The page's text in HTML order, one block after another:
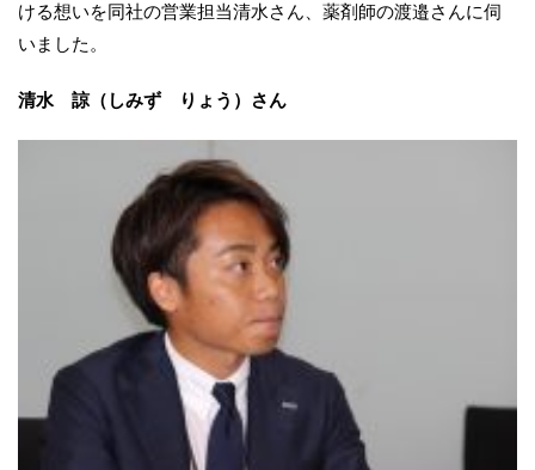
ける想いを同社の営業担当清水さん、薬剤師の渡邉さんに伺
いました。
清水 諒（しみず りょう）さん